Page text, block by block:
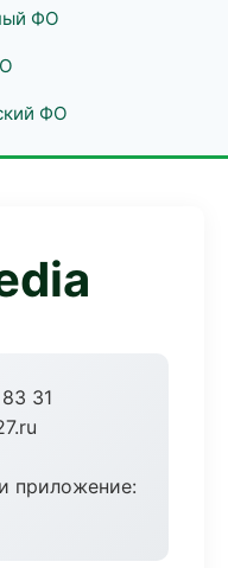
ФО
ФО
31
приложение: